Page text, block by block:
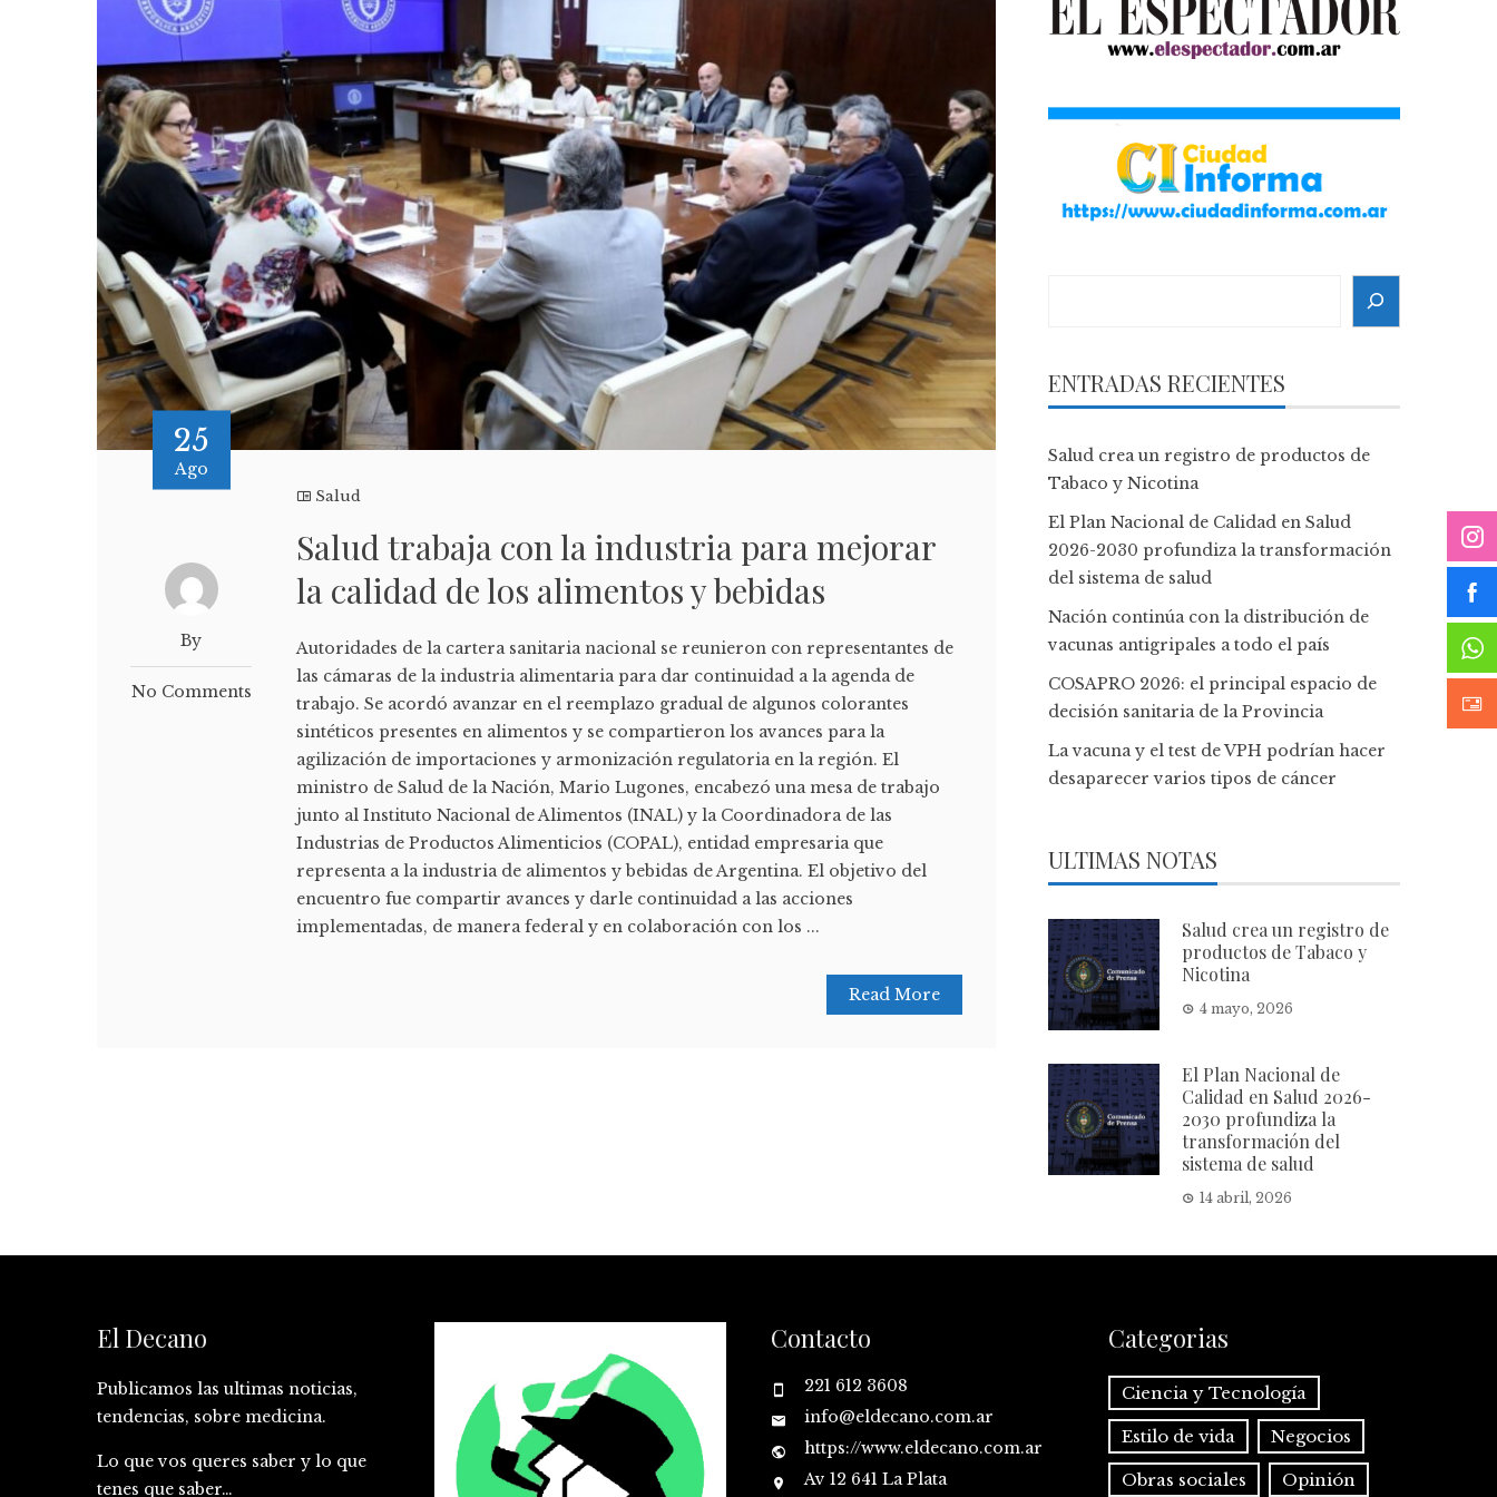
25
Ago
By
No Comments
Salud
Salud trabaja con la industria para mejorar
la calidad de los alimentos y bebidas
Autoridades de la cartera sanitaria nacional se reunieron con representantes de
las cámaras de la industria alimentaria para dar continuidad a la agenda de
trabajo. Se acordó avanzar en el reemplazo gradual de algunos colorantes
sintéticos presentes en alimentos y se compartieron los avances para la
agilización de importaciones y armonización regulatoria en la región. El
ministro de Salud de la Nación, Mario Lugones, encabezó una mesa de trabajo
junto al Instituto Nacional de Alimentos (INAL) y la Coordinadora de las
Industrias de Productos Alimenticios (COPAL), entidad empresaria que
representa a la industria de alimentos y bebidas de Argentina. El objetivo del
encuentro fue compartir avances y darle continuidad a las acciones
implementadas, de manera federal y en colaboración con los ...
Read More
ENTRADAS RECIENTES
Salud crea un registro de productos de
Tabaco y Nicotina
El Plan Nacional de Calidad en Salud
2026-2030 profundiza la transformación
del sistema de salud
Nación continúa con la distribución de
vacunas antigripales a todo el país
COSAPRO 2026: el principal espacio de
decisión sanitaria de la Provincia
La vacuna y el test de VPH podrían hacer
desaparecer varios tipos de cáncer
ULTIMAS NOTAS
Salud crea un registro de
productos de Tabaco y
Nicotina
4 mayo, 2026
El Plan Nacional de
Calidad en Salud 2026-
2030 profundiza la
transformación del
sistema de salud
14 abril, 2026
El Decano
Publicamos las ultimas noticias,
tendencias, sobre medicina.
Lo que vos queres saber y lo que
tenes que saber…
Contacto
221 612 3608
info@eldecano.com.ar
https://www.eldecano.com.ar
Av 12 641 La Plata
Categorias
Ciencia y Tecnología
Estilo de vida Negocios
Obras sociales Opinión